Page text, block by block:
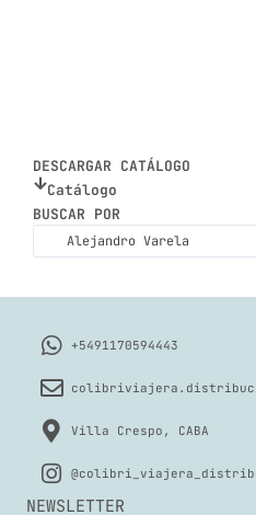
DESCARGAR CATÁLOGO
Catálogo
BUSCAR POR
Alejandro Varela
+5491170594443
Villa Crespo, CABA
NEWSLETTER